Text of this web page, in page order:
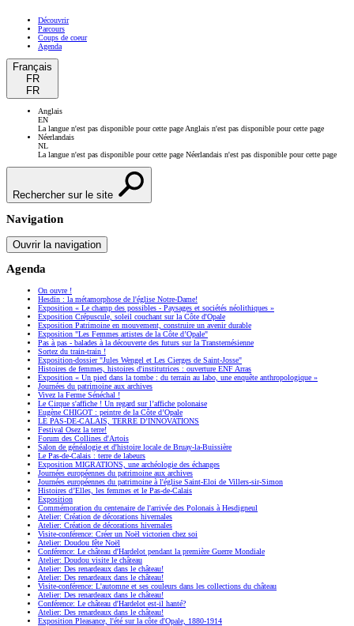
Découvrir
Parcours
Coups de coeur
Agenda
Français
FR
FR
Anglais
EN
La langue n'est pas disponible pour cette page Anglais n'est pas disponible pour cette page
Néerlandais
NL
La langue n'est pas disponible pour cette page Néerlandais n'est pas disponible pour cette page
Rechercher sur le site
Navigation
Ouvrir la navigation
Agenda
On ouvre !
Hesdin : la métamorphose de l'église Notre-Dame!
Exposition « Le champ des possibles - Paysages et sociétés néolithiques »
Exposition Crépuscule, soleil couchant sur la Côte d'Opale
Exposition Patrimoine en mouvement, construire un avenir durable
Exposition "Les Femmes artistes de la Côte d’Opale"
Pas à pas - balades à la découverte des futurs sur la Transternésienne
Sortez du train-train !
Exposition-dossier "Jules Wengel et Les Cierges de Saint-Josse"
Histoires de femmes, histoires d'institutrices : ouverture ENF Arras
Exposition « Un pied dans la tombe : du terrain au labo, une enquête anthropologique »
Journées du patrimoine aux archives
Vivez la Ferme Sénéchal !
Le Cirque s'affiche ! Un regard sur l’affiche polonaise
Eugène CHIGOT : peintre de la Côte d’Opale
LE PAS-DE-CALAIS, TERRE D’INNOVATIONS
Festival Osez la terre!
Forum des Collines d'Artois
Salon de généalogie et d'histoire locale de Bruay-la-Buissière
Le Pas-de-Calais : terre de labeurs
Exposition MIGRATIONS, une archéologie des échanges
Journées européennes du patrimoine aux archives
Journées européennes du patrimoine à l'église Saint-Eloi de Villers-sir-Simon
Histoires d’Elles, les femmes et le Pas-de-Calais
Exposition
Commémoration du centenaire de l'arrivée des Polonais à Hesdigneul
Atelier: Création de décorations hivernales
Atelier: Création de décorations hivernales
Visite-conférence: Créer un Noël victorien chez soi
Atelier: Doudou fête Noël
Conférence: Le château d'Hardelot pendant la première Guerre Mondiale
Atelier: Doudou visite le château
Atelier: Des renardeaux dans le château!
Atelier: Des renardeaux dans le château!
Visite-conférence: L'automne et ses couleurs dans les collections du château
Atelier: Des renardeaux dans le château!
Conférence: Le château d'Hardelot est-il hanté?
Atelier: Des renardeaux dans le château!
Exposition Pleasance, l'été sur la côte d'Opale, 1880-1914